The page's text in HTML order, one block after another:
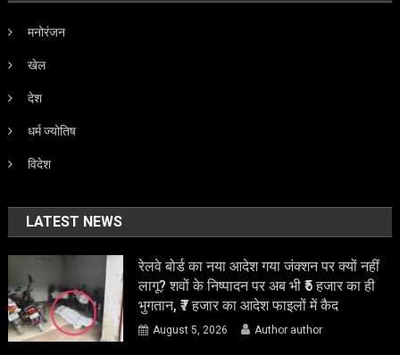
मनोरंजन
खेल
देश
धर्म ज्योतिष
विदेश
LATEST NEWS
रेलवे बोर्ड का नया आदेश गया जंक्शन पर क्यों नहीं
लागू? शवों के निष्पादन पर अब भी ₹5 हजार का ही
भुगतान, ₹7 हजार का आदेश फाइलों में कैद
August 5, 2026 Author author